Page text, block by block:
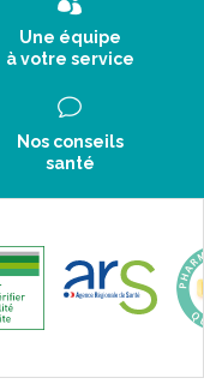
Une équipe
à votre service
Nos conseils
santé